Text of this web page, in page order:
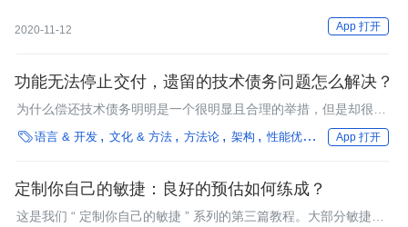
2020-11-12 App 打开
功能无法停止交付，遗留的技术债务问题怎么解决？
为什么偿还技术债务明明是一个很明显且合理的举措，但是却很难
说服大家来做呢？
语言 & 开发 文化 & 方法 方法论 架构 性能优化 编程语言
App 打开
定制你自己的敏捷：良好的预估如何练成？
这是我们 “ 定制你自己的敏捷 ” 系列的第三篇教程。大部分敏捷实